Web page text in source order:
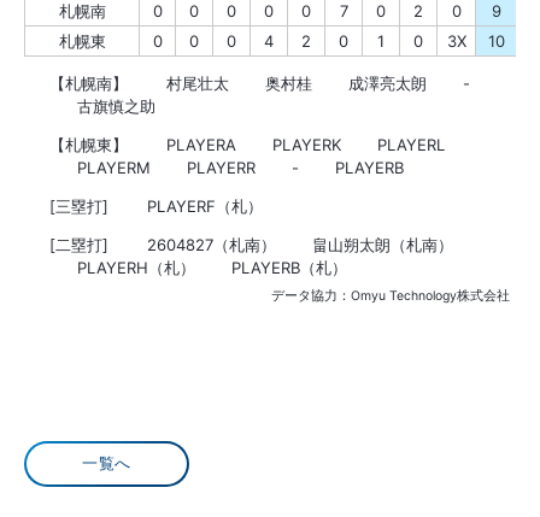
札幌南
0 0 0 0 0 7 0 2 0
9
札幌東
0 0 0 4 2 0 1 0 3X 10
【札幌南】 村尾壮太 奥村桂 成澤亮太朗
-
古旗慎之助
【札幌東】
PLAYERA PLAYERK
PLAYERL
PLAYERM
PLAYERR -
PLAYERB
[三塁打]
PLAYERF（札）
[二塁打]
2604827（札南）
畠山朔太朗（札南）
PLAYERH（札）
PLAYERB（札）
データ協力：Omyu Technology株式会社
一覧へ